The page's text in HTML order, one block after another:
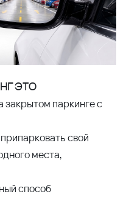
ЭТО
закрытом паркинге с
свой
места,
способ